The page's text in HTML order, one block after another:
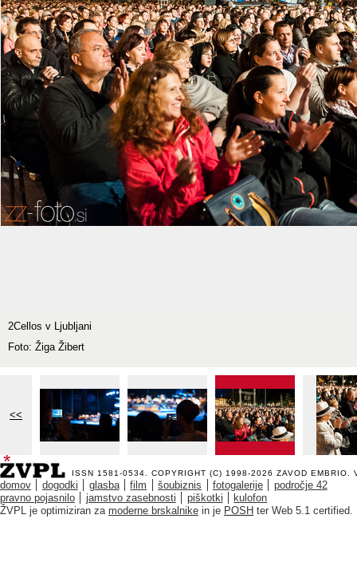
2Cellos v Ljubljani
Foto: Žiga Žibert
<<
ISSN 1581-0534. COPYRIGHT (C) 1998-2026 ZAVOD EMBRIO .
domov dogodki glasba film šoubiznis fotogalerije
področje 42
pravno pojasnilo
jamstvo zasebnosti piškotki
kulofon
ŽVPL je optimiziran za moderne brskalnike in je POSH ter Web 5.1 certified.